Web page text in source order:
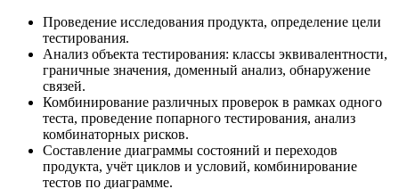
Проведение исследования продукта, определение цели
тестирования.
Анализ объекта тестирования: классы эквивалентности,
граничные значения, доменный анализ, обнаружение
связей.
Комбинирование различных проверок в рамках одного
теста, проведение попарного тестирования, анализ
комбинаторных рисков.
Составление диаграммы состояний и переходов
продукта, учёт циклов и условий, комбинирование
тестов по диаграмме.